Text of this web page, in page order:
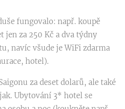
fungovalo: např. koupě
jen za 250 Kč a dva týdny
navíc všude je WiFi zdarma
hotel).
za deset dolarů, ale také
Ubytování 3* hotel se